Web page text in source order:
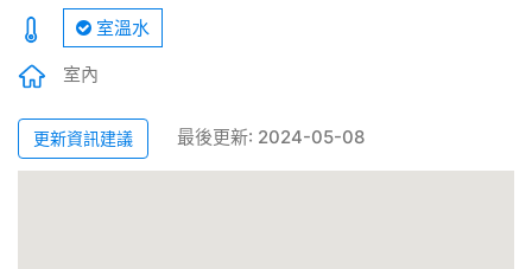
室溫水
室內
更新資訊建議 最後更新: 2024-05-08